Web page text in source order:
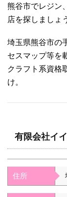
熊谷市でレジン
店を探しましょ
埼玉県熊谷市の
セスマップ等を
クラフト系資格
け。
有限会社イ
住所